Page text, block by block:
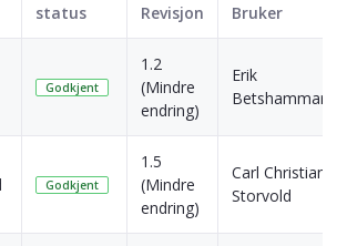
status Revisjon Bruker
Godkjent
1.2
(Mindre
endring)
Erik
Betshammar
Godkjent
1.5
(Mindre
endring)
Carl Christian
Storvold